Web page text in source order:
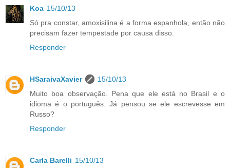
Koa 15/10/13
Só pra constar, amoxisilina é a forma espanhola, então não
precisam fazer tempestade por causa disso.
Responder
HSaraivaXavier
15/10/13
Muito boa observação. Pena que ele está no Brasil e o
idioma é o português. Já pensou se ele escrevesse em
Russo?
Responder
Carla Barelli 15/10/13